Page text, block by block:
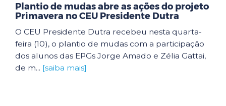
Plantio de mudas abre as ações do projeto
Primavera no CEU Presidente Dutra
O CEU Presidente Dutra recebeu nesta quarta-
feira (10), o plantio de mudas com a participação
dos alunos das EPGs Jorge Amado e Zélia Gattai,
de m... [saiba mais]